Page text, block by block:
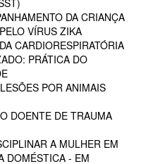
DA CRIANÇA
VÍRUS ZIKA
CARDIORESPIRATÓRIA
PRÁTICA DO
POR ANIMAIS
DOENTE DE TRAUMA
A MULHER EM
DOMÉSTICA - EM